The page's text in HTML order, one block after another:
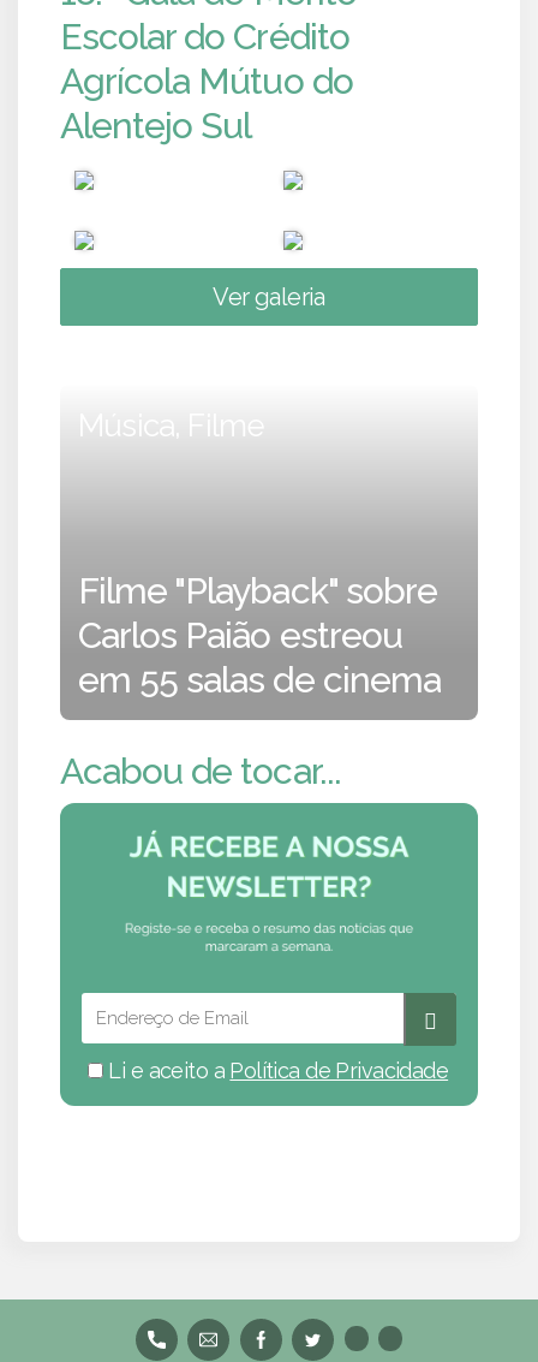
Escolar do Crédito
Agrícola Mútuo do
Alentejo Sul
Ver galeria
Música, Filme
Filme "Playback" sobre
Carlos Paião estreou
em 55 salas de cinema
Acabou de tocar...
Li e aceito a Política de Privacidade